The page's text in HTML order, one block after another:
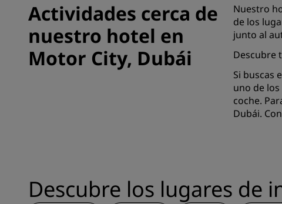
Actividades cerca de
nuestro hotel en
Motor City, Dubái
Nuestro
de los
junto al
Descubre
Si buscas
uno de
coche.
Dubái.
Descubre los lugares de